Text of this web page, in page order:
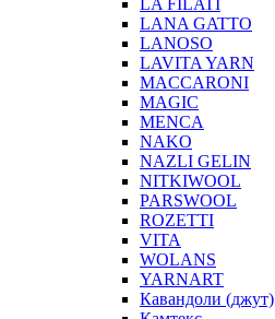
LA FILATI
LANA GATTO
LANOSO
LAVITA YARN
MACCARONI
MAGIC
MENCA
NAKO
NAZLI GELIN
NITKIWOOL
PARSWOOL
ROZETTI
VITA
WOLANS
YARNART
Кавандоли (джут)